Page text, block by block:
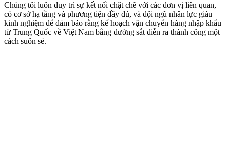
Chúng tôi luôn duy trì sự kết nối chặt chẽ với các đơn vị liên quan,
có cơ sở hạ tầng và phương tiện đầy đủ, và đội ngũ nhân lực giàu
kinh nghiệm để đảm bảo rằng kế hoạch vận chuyển hàng nhập khẩu
từ Trung Quốc về Việt Nam bằng đường sắt diễn ra thành công một
cách suôn sẻ.